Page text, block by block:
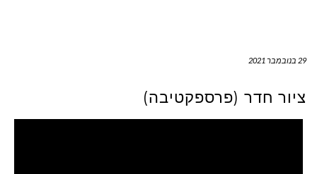
29 בנובמבר 2021
ציור חדר (פרספקטיבה)